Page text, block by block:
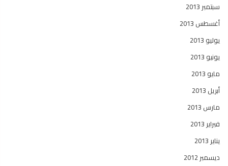
سبتمبر 2013
أغسطس 2013
يوليو 2013
يونيو 2013
مايو 2013
أبريل 2013
مارس 2013
فبراير 2013
يناير 2013
ديسمبر 2012